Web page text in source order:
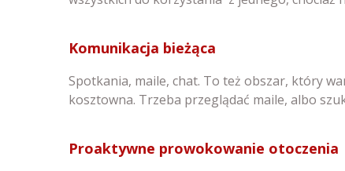
Komunikacja bieżąca
Spotkania, maile, chat. To też obszar, który
kosztowna. Trzeba przeglądać maile, albo
Proaktywne prowokowanie otoczenia